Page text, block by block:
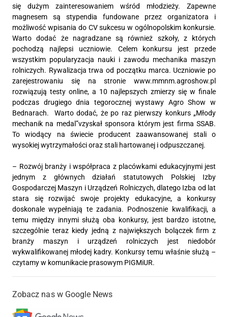
się dużym zainteresowaniem wśród młodzieży. Zapewne
magnesem są stypendia fundowane przez organizatora i
możliwość wpisania do CV sukcesu w ogólnopolskim konkursie.
Warto dodać że nagradzane są również szkoły, z których
pochodzą najlepsi uczniowie. Celem konkursu jest przede
wszystkim popularyzacja nauki i zawodu mechanika maszyn
rolniczych. Rywalizacja trwa od początku marca. Uczniowie po
zarejestrowaniu się na stronie www.mmnm.agroshow.pl
rozwiązują testy online, a 10 najlepszych zmierzy się w finale
podczas drugiego dnia tegorocznej wystawy Agro Show w
Bednarach. Warto dodać, że po raz pierwszy konkurs „Młody
mechanik na medal”vzyskał sponsora którym jest firma SSAB.
To wiodący na świecie producent zaawansowanej stali o
wysokiej wytrzymałości oraz stali hartowanej i odpuszczanej.
– Rozwój branży i współpraca z placówkami edukacyjnymi jest
jednym z głównych działań statutowych Polskiej Izby
Gospodarczej Maszyn i Urządzeń Rolniczych, dlatego Izba od lat
stara się rozwijać swoje projekty edukacyjne, a konkursy
doskonale wypełniają te zadania. Podnoszenie kwalifikacji, a
temu między innymi służą oba konkursy, jest bardzo istotne,
szczególnie teraz kiedy jedną z największych bolączek firm z
branży maszyn i urządzeń rolniczych jest niedobór
wykwalifikowanej młodej kadry. Konkursy temu właśnie służą –
czytamy w komunikacie prasowym PIGMiUR.
Zobacz nas w Google News